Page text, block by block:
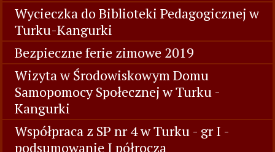
Wycieczka do Biblioteki Pedagogicznej w
Turku-Kangurki
Bezpieczne ferie zimowe 2019
Wizyta w Środowiskowym Domu
Samopomocy Społecznej w Turku -
Kangurki
Współpraca z SP nr 4 w Turku - gr I -
podsumowanie I półrocza